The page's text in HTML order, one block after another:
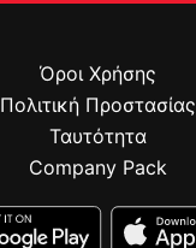
Όροι Χρήσης
Πολιτική Προστασίας
Ταυτότητα
Company Pack